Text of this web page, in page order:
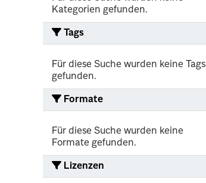
Kategorien gefunden.
Tags
Für diese Suche wurden keine Tags
gefunden.
Formate
Für diese Suche wurden keine
Formate gefunden.
Lizenzen